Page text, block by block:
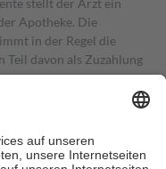
stellt der Arzt ein
Apotheke. Die
in der Regel die
Teil davon als Zuzahlung
in Höhe von zehn
als die tatsächlichen